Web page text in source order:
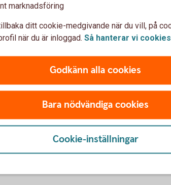
att se dina
upp och ned.
För dig är det
att riskera en
Risknivå:
Spartid:Gärna
Köp Selection
marknadsföring
ditt cookie-medgivande när du vill, på
när du är inloggad. Så hanterar vi cookies
Godkänn alla cookies
Bara nödvändiga cookies
Cookie-inställningar